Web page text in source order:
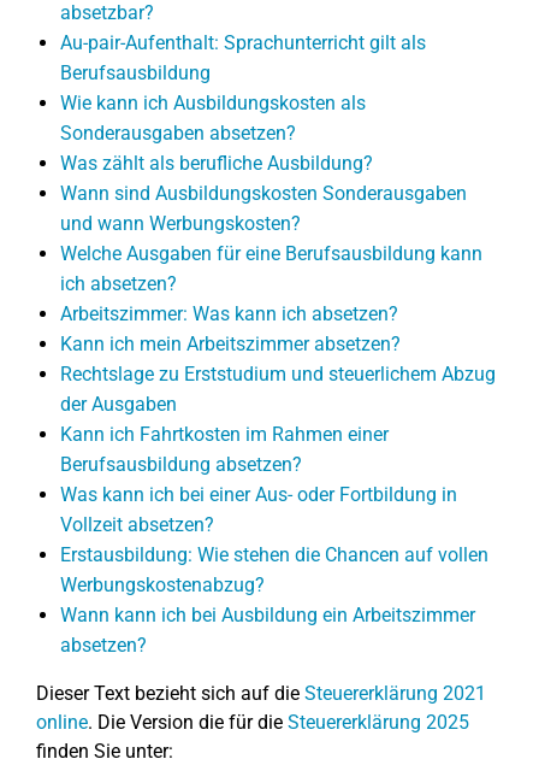
absetzbar?
Au-pair-Aufenthalt: Sprachunterricht gilt als
Berufsausbildung
Wie kann ich Ausbildungskosten als
Sonderausgaben absetzen?
Was zählt als berufliche Ausbildung?
Wann sind Ausbildungskosten Sonderausgaben
und wann Werbungskosten?
Welche Ausgaben für eine Berufsausbildung kann
ich absetzen?
Arbeitszimmer: Was kann ich absetzen?
Kann ich mein Arbeitszimmer absetzen?
Rechtslage zu Erststudium und steuerlichem Abzug
der Ausgaben
Kann ich Fahrtkosten im Rahmen einer
Berufsausbildung absetzen?
Was kann ich bei einer Aus- oder Fortbildung in
Vollzeit absetzen?
Erstausbildung: Wie stehen die Chancen auf vollen
Werbungskostenabzug?
Wann kann ich bei Ausbildung ein Arbeitszimmer
absetzen?
Dieser Text bezieht sich auf die Steuererklärung 2021
online. Die Version die für die Steuererklärung 2025
finden Sie unter: